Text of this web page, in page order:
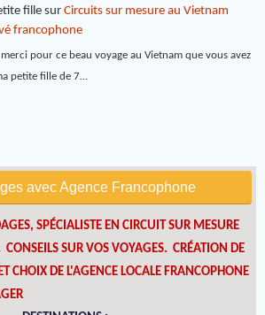
fillesur Circuits sur mesure au Vietnam
francophone
pour ce beau voyage au Vietnam que vous avez
petite fille de 7…
avec Agence Francophone
SPÉCIALISTE EN CIRCUIT SUR MESURE
SUR VOS VOYAGES. CRÉATION DE
CHOIX DE L'AGENCE LOCALE FRANCOPHONE